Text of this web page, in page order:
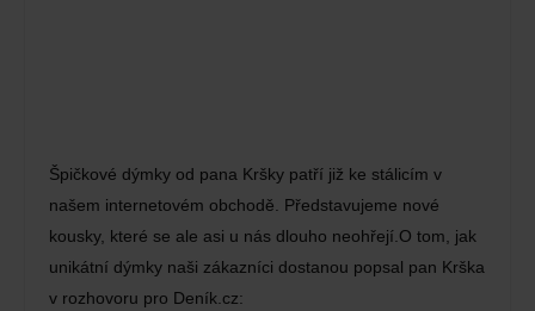
Špičkové dýmky od pana Kršky patří již ke stálicím v
našem internetovém obchodě. Představujeme nové
kousky, které se ale asi u nás dlouho neohřejí.O tom, jak
unikátní dýmky naši zákazníci dostanou popsal pan Krška
v rozhovoru pro Deník.cz: